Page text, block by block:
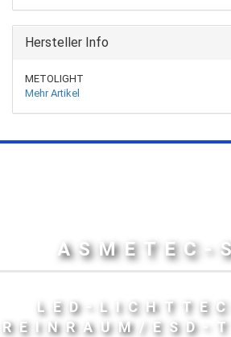
Hersteller Info
METOLIGHT
Mehr Artikel
ASMETEC-
LED-
REINRAUM/ESD-